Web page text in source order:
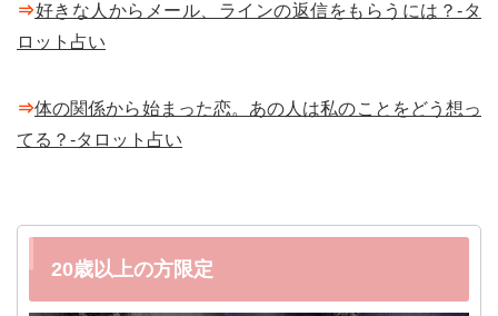
⇒好きな人からメール、ラインの返信をもらうには？-タ
ロット占い
⇒体の関係から始まった恋。あの人は私のことをどう想っ
てる？-タロット占い
20歳以上の方限定